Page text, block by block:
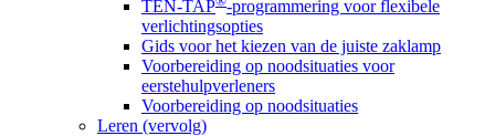
TEN-TAP -programmering voor flexibele
verlichtingsopties
Gids voor het kiezen van de juiste zaklamp
Voorbereiding op noodsituaties voor
eerstehulpverleners
Voorbereiding op noodsituaties
Leren (vervolg)